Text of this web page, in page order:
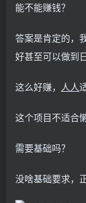
能不能赚钱？
答案是肯定的，
好甚至可以做到
这么好赚， 人人
这个项目不适合
需要基础吗？
没啥基础要求，